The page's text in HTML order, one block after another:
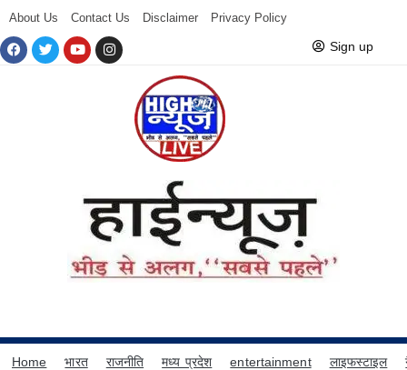
About Us Contact Us Disclaimer Privacy Policy
Sign up
Home भारत राजनीति मध्य प्रदेश entertainment लाइफस्टाइल